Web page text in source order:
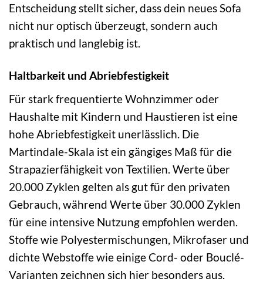
Entscheidung stellt sicher, dass dein neues Sofa
nicht nur optisch überzeugt, sondern auch
praktisch und langlebig ist.
Haltbarkeit und Abriebfestigkeit
Für stark frequentierte Wohnzimmer oder
Haushalte mit Kindern und Haustieren ist eine
hohe Abriebfestigkeit unerlässlich. Die
Martindale-Skala ist ein gängiges Maß für die
Strapazierfähigkeit von Textilien. Werte über
20.000 Zyklen gelten als gut für den privaten
Gebrauch, während Werte über 30.000 Zyklen
für eine intensive Nutzung empfohlen werden.
Stoffe wie Polyestermischungen, Mikrofaser und
dichte Webstoffe wie einige Cord- oder Bouclé-
Varianten zeichnen sich hier besonders aus.